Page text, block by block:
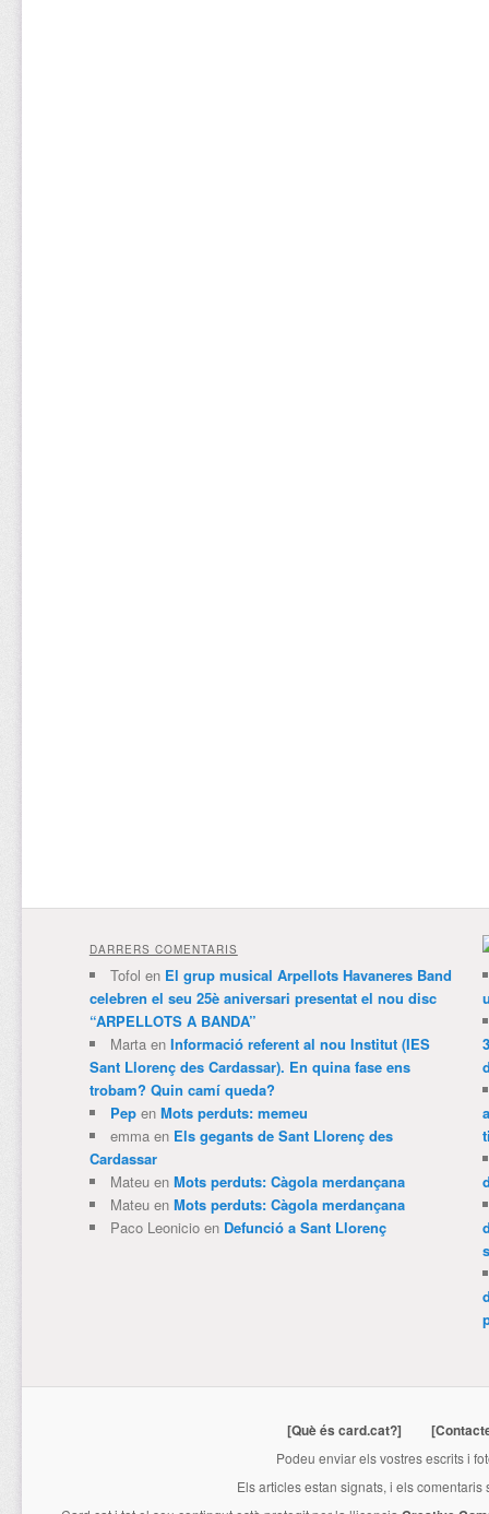
DARRERS COMENTARIS
Tofol en El grup musical Arpellots Havaneres Band
celebren el seu 25è aniversari presentat el nou disc
“ARPELLOTS A BANDA”
Martaen Informació referent al nou Institut (IES
Sant Llorenç des Cardassar). En quina fase ens
trobam? Quin camí queda?
Pepen Mots perduts: memeu
emmaen Els gegants de Sant Llorenç des
Cardassar
Mateuen Mots perduts: Càgola merdançana
Mateuen Mots perduts: Càgola merdançana
Paco Leonicioen Defunció a Sant Llorenç
[Què és card.cat?]
Podeu enviar els vostres escrits i
Els articles estan signats, i els